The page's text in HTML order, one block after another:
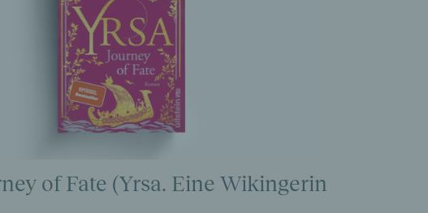
of Fate (Yrsa. Eine Wikingerin